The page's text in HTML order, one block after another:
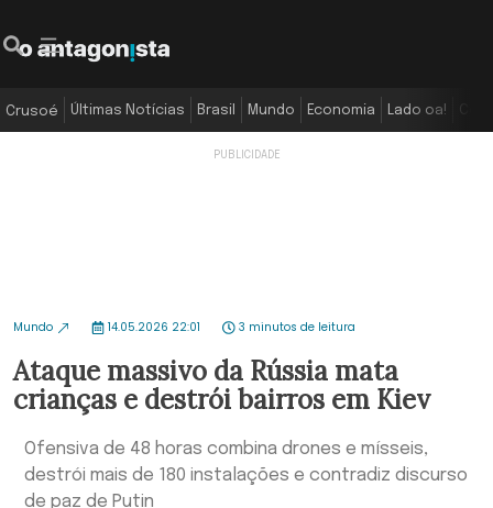
Crusoé Últimas Notícias Brasil Mundo Economia Lado oa!
Mundo 14.05.2026 22:01 3 minutos de leitura
Ataque massivo da Rússia mata
crianças e destrói bairros em Kiev
Ofensiva de 48 horas combina drones e mísseis,
destrói mais de 180 instalações e contradiz discurso
de paz de Putin